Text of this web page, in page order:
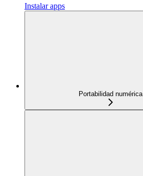
Instalar apps
Portabilidad numérica